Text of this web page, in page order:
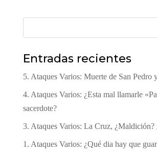
Entradas recientes
5. Ataques Varios: Muerte de San Pedro
4. Ataques Varios: ¿Esta mal llamarle
sacerdote?
3. Ataques Varios: La Cruz, ¿Maldición?
1. Ataques Varios: ¿Qué dia hay que